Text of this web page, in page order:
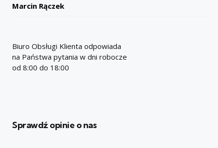
Marcin Rączek
Biuro Obsługi Klienta odpowiada
na Państwa pytania w dni robocze
od 8:00 do 18:00
Sprawdź opinie o nas